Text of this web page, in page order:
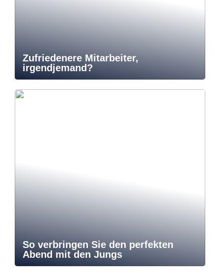
Zufriedenere Mitarbeiter,
irgendjemand?
So verbringen Sie den perfekten
Abend mit den Jungs